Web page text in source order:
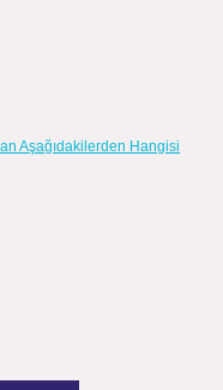
Aşağıdakilerden Hangisi